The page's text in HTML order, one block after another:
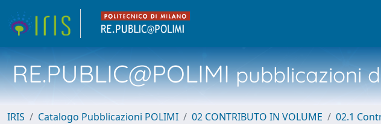
RE.PUBLIC@POLIMIpubblicazioni
IRIS Catalogo Pubblicazioni POLIMI 02 CONTRIBUTO IN VOLUME 02.1